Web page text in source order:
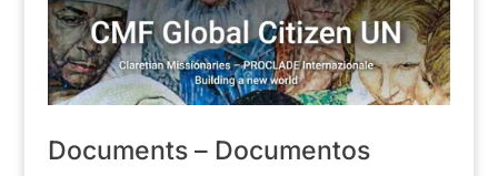
Documents – Documentos